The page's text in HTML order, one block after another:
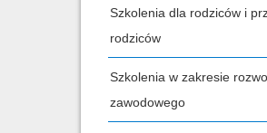
Szkolenia dla rodziców i
rodziców
Szkolenia w zakresie
zawodowego